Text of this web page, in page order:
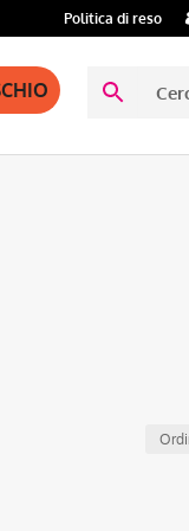
Politica di reso